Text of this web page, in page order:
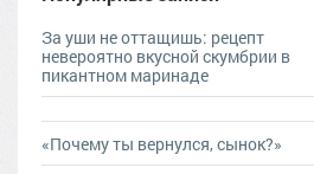
За уши не оттащишь: рецепт
невероятно вкусной скумбрии в
пикантном маринаде
«Почему ты вернулся, сынок?»